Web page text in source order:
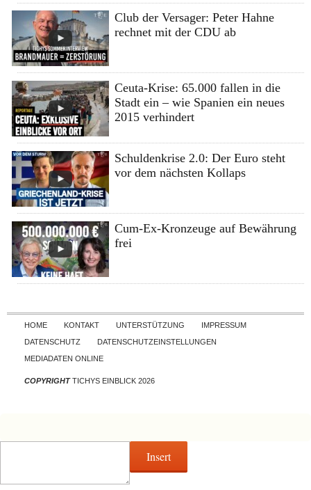
Club der Versager: Peter Hahne
rechnet mit der CDU ab
Ceuta-Krise: 65.000 fallen in die
Stadt ein – wie Spanien ein neues
2015 verhindert
Schuldenkrise 2.0: Der Euro steht
vor dem nächsten Kollaps
Cum-Ex-Kronzeuge auf Bewährung
frei
Skip to content
HOME KONTAKT UNTERSTÜTZUNG
IMPRESSUM
DATENSCHUTZ
DATENSCHUTZEINSTELLUNGEN
MEDIADATEN ONLINE
COPYRIGHTTICHYS EINBLICK 2026
Insert